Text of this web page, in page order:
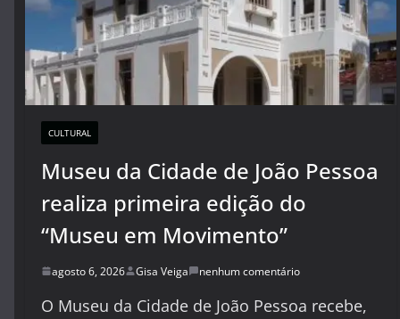
CULTURAL
Museu da Cidade de João Pessoa
realiza primeira edição do
“Museu em Movimento”
agosto 6, 2026 Gisa Veiga nenhum comentário
O Museu da Cidade de João Pessoa recebe,